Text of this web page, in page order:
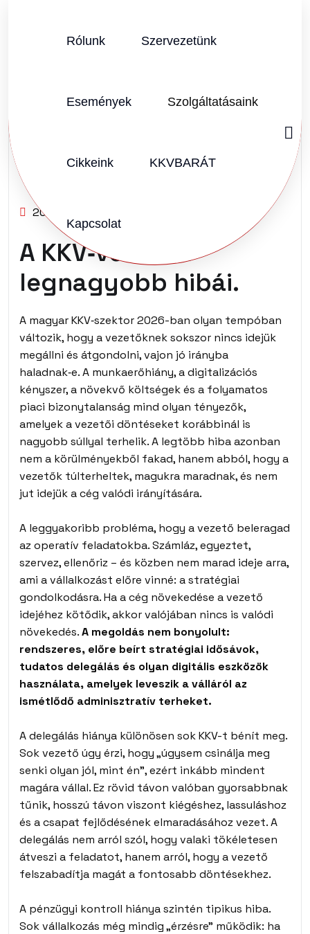
Rólunk Szervezetünk
Események Szolgáltatásaink
Cikkeink KKVBARÁT
Kapcsolat
2026.06.23.
A KKV‑vezetők
legnagyobb hibái.
A magyar KKV‑szektor 2026-ban olyan tempóban
változik, hogy a vezetőknek sokszor nincs idejük
megállni és átgondolni, vajon jó irányba
haladnak‑e. A munkaerőhiány, a digitalizációs
kényszer, a növekvő költségek és a folyamatos
piaci bizonytalanság mind olyan tényezők,
amelyek a vezetői döntéseket korábbinál is
nagyobb súllyal terhelik. A legtöbb hiba azonban
nem a körülményekből fakad, hanem abból, hogy a
vezetők túlterheltek, magukra maradnak, és nem
jut idejük a cég valódi irányítására.
A leggyakoribb probléma, hogy a vezető beleragad
az operatív feladatokba. Számláz, egyeztet,
szervez, ellenőriz – és közben nem marad ideje arra,
ami a vállalkozást előre vinné: a stratégiai
gondolkodásra. Ha a cég növekedése a vezető
idejéhez kötődik, akkor valójában nincs is valódi
növekedés.A megoldás nem bonyolult:
rendszeres, előre beírt stratégiai idősávok,
tudatos delegálás és olyan digitális eszközök
használata, amelyek leveszik a válláról az
ismétlődő adminisztratív terheket.
A delegálás hiánya különösen sok KKV-t bénít meg.
Sok vezető úgy érzi, hogy „úgysem csinálja meg
senki olyan jól, mint én”, ezért inkább mindent
magára vállal. Ez rövid távon valóban gyorsabbnak
tűnik, hosszú távon viszont kiégéshez, lassuláshoz
és a csapat fejlődésének elmaradásához vezet. A
delegálás nem arról szól, hogy valaki tökéletesen
átveszi a feladatot, hanem arról, hogy a vezető
felszabadítja magát a fontosabb döntésekhez.
A pénzügyi kontroll hiánya szintén tipikus hiba.
Sok vállalkozás még mindig „érzésre” működik: ha